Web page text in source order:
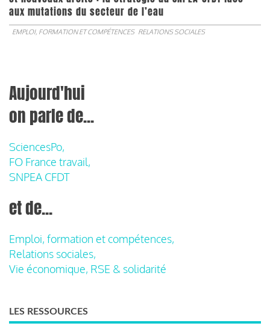
aux mutations du secteur de l’eau
EMPLOI, FORMATION ET COMPÉTENCES RELATIONS SOCIALES
Aujourd'hui
on parle de...
SciencesPo,
FO France travail,
SNPEA CFDT
et de...
Emploi, formation et compétences,
Relations sociales,
Vie économique, RSE & solidarité
LES RESSOURCES